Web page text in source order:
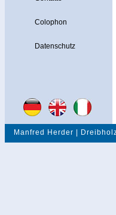
Colophon
Datenschutz
Manfred Herder |